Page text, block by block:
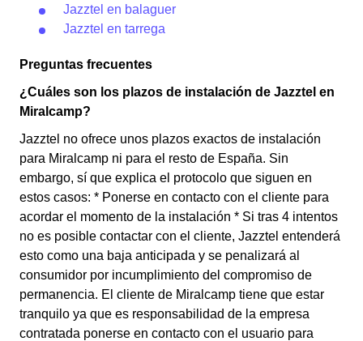
Jazztel en balaguer
Jazztel en tarrega
Preguntas frecuentes
¿Cuáles son los plazos de instalación de Jazztel en
Miralcamp?
Jazztel no ofrece unos plazos exactos de instalación
para Miralcamp ni para el resto de España. Sin
embargo, sí que explica el protocolo que siguen en
estos casos: * Ponerse en contacto con el cliente para
acordar el momento de la instalación * Si tras 4 intentos
no es posible contactar con el cliente, Jazztel entenderá
esto como una baja anticipada y se penalizará al
consumidor por incumplimiento del compromiso de
permanencia. El cliente de Miralcamp tiene que estar
tranquilo ya que es responsabilidad de la empresa
contratada ponerse en contacto con el usuario para